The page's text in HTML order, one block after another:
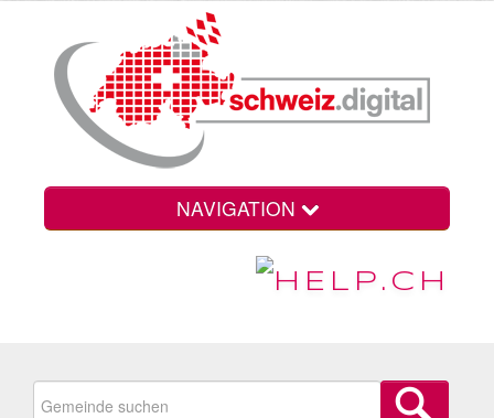
NAVIGATION